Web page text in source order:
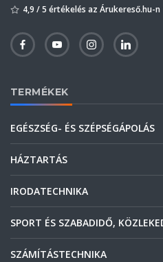
4,9 / 5 értékelés az Árukereső.hu-n
TERMÉKEK
EGÉSZSÉG- ÉS SZÉPSÉGÁPOLÁS
HÁZTARTÁS
IRODATECHNIKA
SPORT ÉS SZABADIDŐ,
SZÁMÍTÁSTECHNIKA